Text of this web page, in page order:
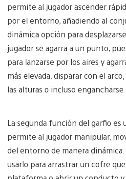
permite al jugador ascender
por el entorno, añadiendo al
dinámica opción para
jugador se agarra a un punto,
para lanzarse por los aires y
más elevada, disparar con el
las alturas o incluso
La segunda función del garfio es
permite al jugador manipular,
del entorno de manera
usarlo para arrastrar un cofre